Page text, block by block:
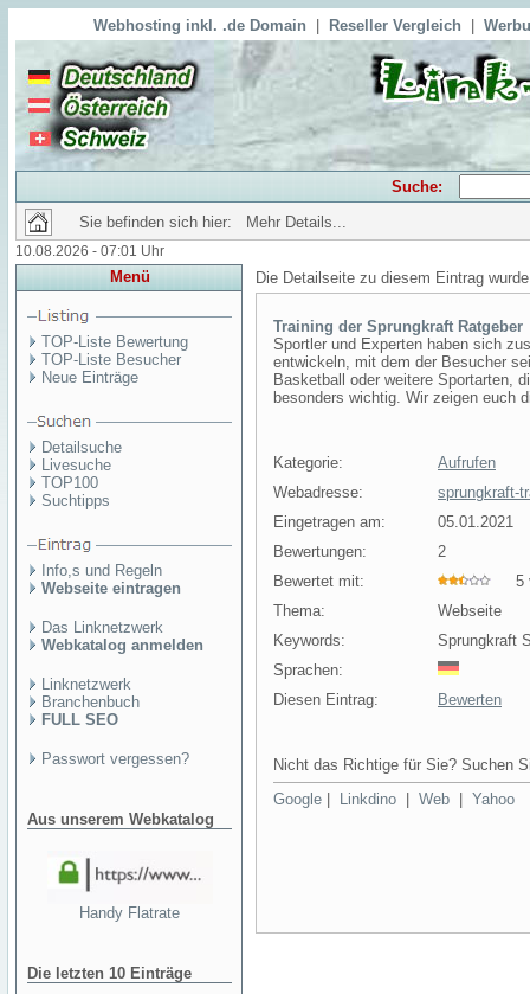
Webhosting inkl. .de Domain Reseller Vergleich
Suche:
Sie befinden sich hier: Mehr Details...
10.08.2026 - 07:01 Uhr
Menü
TOP-Liste Bewertung
TOP-Liste Besucher
Neue Einträge
Detailsuche
Livesuche
TOP100
Suchtipps
Info,s und Regeln
Webseite eintragen
Das Linknetzwerk
Webkatalog anmelden
Linknetzwerk
Branchenbuch
FULL SEO
Passwort vergessen?
Aus unserem Webkatalog
Handy Flatrate
Die letzten 10 Einträge
Die Detailseite zu diesem Eintrag
Training der Sprungkraft Ratgeber
Sportler und Experten haben sich
entwickeln, mit dem der Besucher
Basketball oder weitere Sportarten,
besonders wichtig. Wir zeigen euch
Kategorie:
Aufrufen
Webadresse:
sprungkraft-
Eingetragen am:
05.01.2021
Bewertungen:
2
Bewertet mit:
5
Thema:
Webseite
Keywords:
Sprungkraft
Sprachen:
Diesen Eintrag:
Bewerten
Nicht das Richtige für Sie? Suchen
Google
Linkdino Web Yahoo